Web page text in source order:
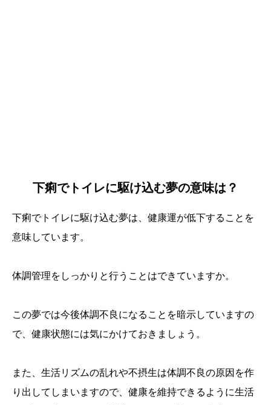
下痢でトイレに駆け込む夢の意味は？
下痢でトイレに駆け込む夢は、健康運が低下することを
意味しています。
体調管理をしっかりと行うことはできていますか。
この夢では今後体調不良になることを暗示していますの
で、健康状態には気にかけておきましょう。
また、生活リズムの乱れや不摂生は体調不良の原因を作
り出してしまいますので、健康を維持できるように生活